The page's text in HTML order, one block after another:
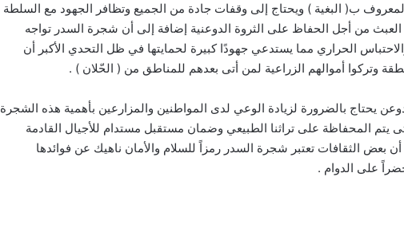
ب( البغية ) ويحتاج إلى وقفات جادة من الجميع وتظافر الجهود مع السلطة
العبث من أجل الحفاظ على الثروة الدوعنية إضافة إلى أن شجرة السدر تواجه
الحراري مما يستدعي جهودًا كبيرة لحمايتها في ظل التحدي الأكبر أن
وتركوا أموالهم الزراعية لمن أتى بعدهم للمناطق من ( الحّلان ) .
يحتاج بالضرورة لزيادة الوعي لدى المواطنين والمزارعين بأهمية هذه الشجرة
يتم المحفاظة على تراثنا الطبيعي وضمان مستقبل مستدام للأجيال القادمة
بعض الثقافات تعتبر شجرة السدر رمزاً للسلام والأمان ناهيك عن فوائدها
على الدوام .